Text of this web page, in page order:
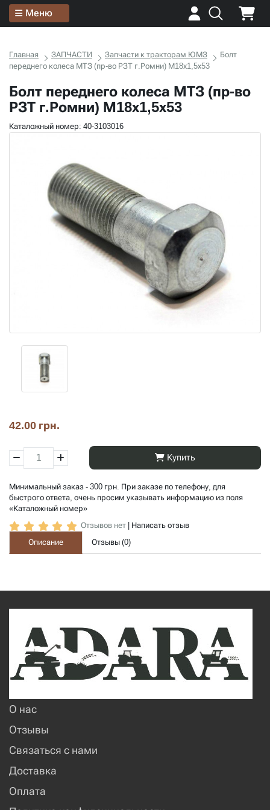
Меню
Главная ЗАПЧАСТИ Запчасти к тракторам ЮМЗ
Болт
переднего колеса МТЗ (пр-во РЗТ г.Ромни) М18х1,5х53
Болт переднего колеса МТЗ (пр-во
РЗТ г.Ромни) М18х1,5х53
Каталожный номер: 40-3103016
42.00 грн.
Купить
Минимальный заказ - 300 грн. При заказе по телефону, для
быстрого ответа, очень просим указывать информацию из поля
«Каталожный номер»
Отзывов нет
Написать отзыв
Описание
Отзывы (0)
О нас
Отзывы
Связаться с нами
Доставка
Оплата